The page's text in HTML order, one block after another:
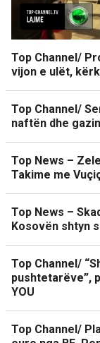
Top Channel/
vijon e ulët,
Top Channel/
naftën dhe
Top News –
Takime me
Top News –
Kosovën shtyn
Top Channel/
pushtetarëve”,
YOU
Top Channel/